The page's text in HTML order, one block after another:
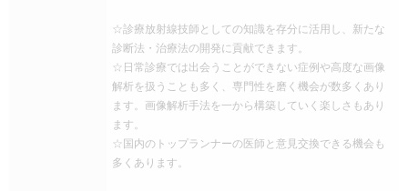
☆診療放射線技師としての知識を存分に活用し、新たな
診断法・治療法の開発に貢献できます。
☆日常診療では出会うことができない症例や高度な画像
解析を扱うことも多く、専門性を磨く機会が数多くあり
ます。画像解析手法を一から構築していく楽しさもあり
ます。
☆国内のトップランナーの医師と意見交換できる機会も
多くあります。